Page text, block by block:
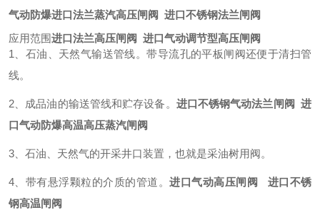
气动防爆进口法兰蒸汽高压闸阀 进口不锈钢法兰闸阀
应用范围进口法兰高压闸阀 进口气动调节型高压闸阀
1、石油、天然气输送管线。带导流孔的平板闸阀还便于清扫管
线。
2、成品油的输送管线和贮存设备。 进口不锈钢气动法兰闸阀 进
口气动防爆高温高压蒸汽闸阀
3、石油、天然气的开采井口装置，也就是采油树用阀。
4、带有悬浮颗粒的介质的管道。进口气动高压闸阀 进口不锈
钢高温闸阀